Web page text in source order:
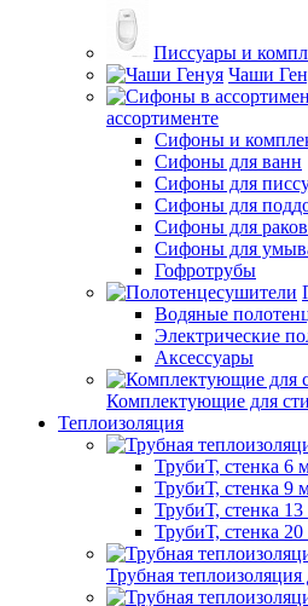
Писсуары и
Чаши
ассортименте
Сифоны и
Сифоны для ванн
Сифоны для
Сифоны для
Сифоны для
Сифоны для
Гофротрубы
Водяные
Электрические
Аксессуары
Комплектующие для
Теплоизоляция
ТрубиТ, стенка 6
ТрубиТ, стенка 9
ТрубиТ, стенка
ТрубиТ, стенка
Трубная